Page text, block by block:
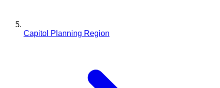
Capitol Planning Region